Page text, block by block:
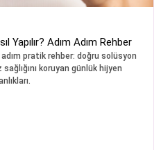
Adım Adım Rehber
pratik rehber: doğru solüsyon
sağlığını koruyan günlük hijyen